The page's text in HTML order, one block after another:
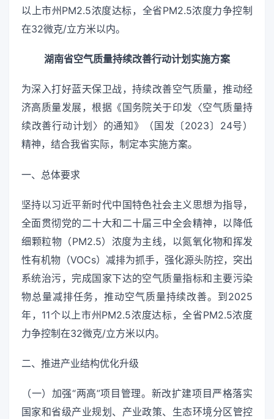
以上市州PM2.5浓度达标，全省PM2.5浓度力争控制
在32微克/立方米以内。
湖南省空气质量持续改善行动计划实施方案
为深入打好蓝天保卫战，持续改善空气质量，推动经
济高质量发展，根据《国务院关于印发〈空气质量持
续改善行动计划〉的通知》（国发〔2023〕24号）
精神，结合我省实际，制定本实施方案。
一、总体要求
坚持以习近平新时代中国特色社会主义思想为指导，
全面贯彻党的二十大和二十届三中全会精神，以降低
细颗粒物（PM2.5）浓度为主线，以氮氧化物和挥发
性有机物（VOCs）减排为抓手，强化源头防控，突出
系统治污，完成国家下达的空气质量指标和主要污染
物总量减排任务，推动空气质量持续改善。到2025
年，11个以上市州PM2.5浓度达标，全省PM2.5浓度
力争控制在32微克/立方米以内。
二、推进产业结构优化升级
（一）加强“两高”项目管理。新改扩建项目严格落实
国家和省级产业规划、产业政策、生态环境分区管控